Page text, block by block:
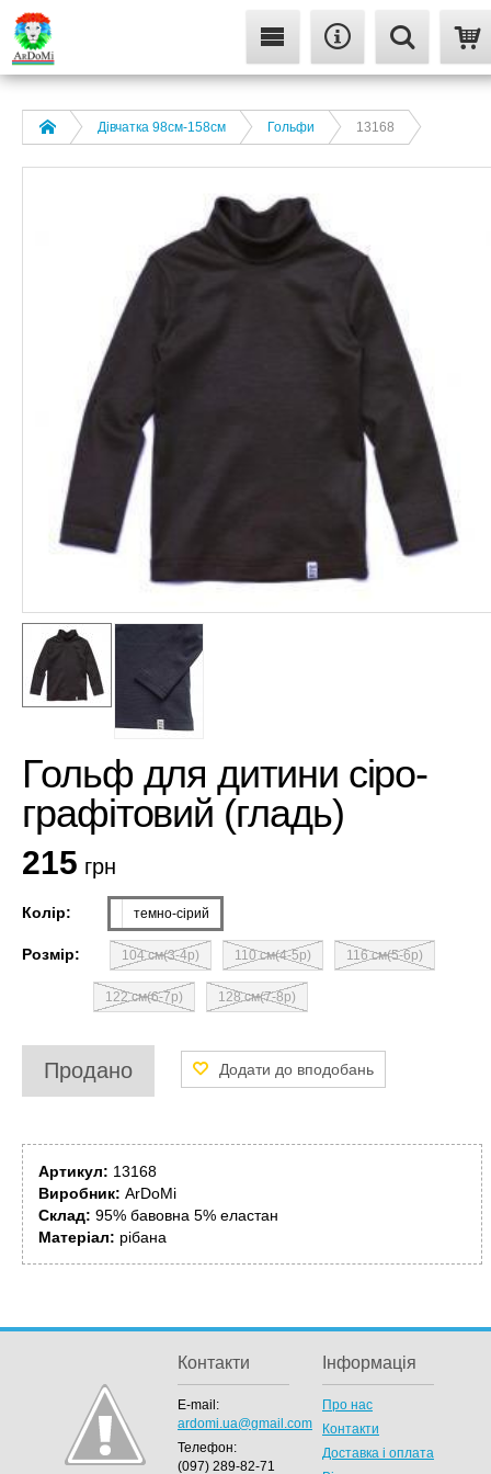
Дівчатка 98cм-158см Гольфи 13168
Гольф для дитини сіро-
графітовий (гладь)
215 грн
Колір: темно-сірий
Розмір: 104 см(3-4р) 110 см(4-5р) 116 см(5-6р)
122 см(6-7р) 128 см(7-8р)
Продано
Артикул: 13168
Виробник: ArDoMi
Склад: 95% бавовна 5% еластан
Матеріал: рібана
Контакти
E-mail:
ardomi.ua@gmail.com
Телефон:
(097) 289-82-71
Інформація
Про нас
Контакти
Доставка і оплата